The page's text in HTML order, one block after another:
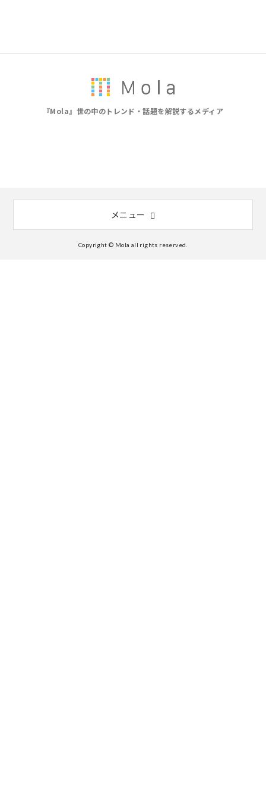
『Mola』世の中のトレンド・話題を解説するメディア
メニュー
Copyright © Mola all rights reserved.